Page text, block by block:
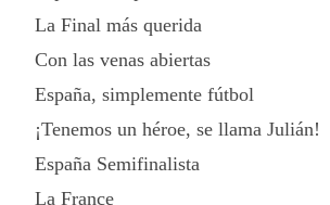
La Final más querida
Con las venas abiertas
España, simplemente fútbol
¡Tenemos un héroe, se llama Julián!
España Semifinalista
La France